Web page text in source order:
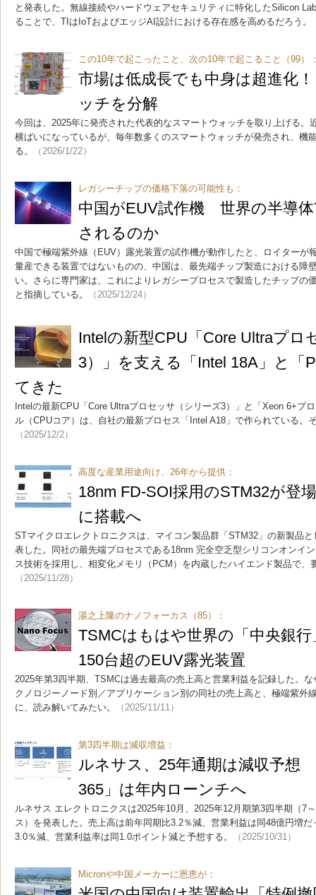
と発表した。無線接続やハードウェアセキュリティに特化したSilicon
ることで、TIはIoTおよびエッジAI設計における存在感を高めるだろう。
この10年で起こったこと、次の10年で起こること（99）
市場は低成長でも中身は超進化
ッチを分解
今回は、2025年に発売された代表的なスマートウォッチを取り上げる。
横ばいになっているが、毎年数多くのスマートウォッチが発売され、機
る。
（2026/1/22）
レガシーチップの価格下落の可能性も：
中国がEUV試作機 世界の半導
されるのか
中国で極端紫外線（EUV）露光装置の試作機が動作したと、ロイターが
量産できる装置ではないものの、中国は、最先端チップ製造における障
い。さらに専門家は、これによりレガシープロセスで製造したチップの
と指摘している。
（2025/12/24）
Intelの新型CPU「Core Ultraプロ
3）」を支える「Intel 18A」と「
てきた
Intelの最新CPU「Core Ultraプロセッサ（シリーズ3）」と「Xeon 6+プ
ル（CPUコア）は、自社の最新プロセス「Intel A18」で作られている。
（2025/12/2）
高度な産業用途向け、26年から提供：
18nm FD-SOI採用のSTM32が
に搭載へ
STマイクロエレクトロニクスは、マイコン製品群「STM32」の新製品
表した。同社の最先端プロセスである18nm 完全空乏型シリコンオンイ
ス技術を採用し、相変化メモリ（PCM）を内蔵したハイエンド製品で、
（2025/11/28）
湯之上隆のナノフォーカス（85）：
TSMCはもはや世界の「中央銀
150台超のEUV露光装置
2025年第3四半期、TSMCは過去最高の売上高と営業利益を記録した。
クノロジーノード別／アプリケーション別の同社の売上高と、極端紫外
に、読み解いてみたい。
（2025/11/11）
第3四半期は減収増益：
ルネサス、25年通期は減収予想
365」は年内ローンチへ
ルネサス エレクトロニクスは2025年10月、2025年12月期第3四半期（7
ス）を発表した。売上高は前年同期比3.2％減、営業利益は同48億円増
3.0％減、営業利益率は同1.0ポイント減と予想する。
（2025/10/31）
Micronや中国メーカーに恩恵が：